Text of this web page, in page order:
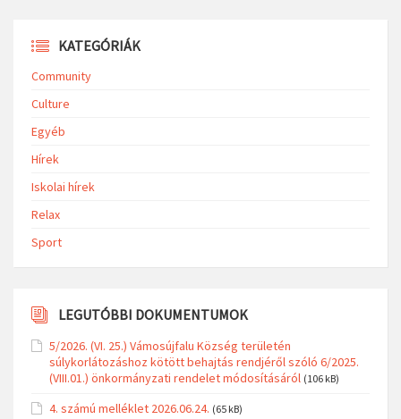
KATEGÓRIÁK
Community
Culture
Egyéb
Hírek
Iskolai hírek
Relax
Sport
LEGUTÓBBI DOKUMENTUMOK
5/2026. (VI. 25.) Vámosújfalu Község területén
súlykorlátozáshoz kötött behajtás rendjéről szóló 6/2025.
(VIII.01.) önkormányzati rendelet módosításáról (106 kB)
4. számú melléklet 2026.06.24. (65 kB)